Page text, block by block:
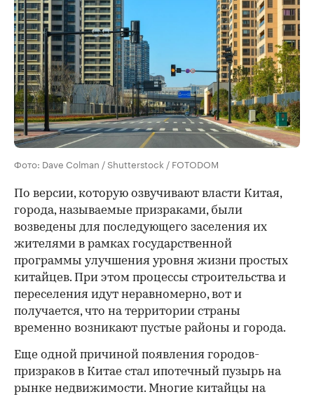
Фото: Dave Colman / Shutterstock / FOTODOM
По версии, которую озвучивают власти Китая,
города, называемые призраками, были
возведены для последующего заселения их
жителями в рамках государственной
программы улучшения уровня жизни простых
китайцев. При этом процессы строительства и
переселения идут неравномерно, вот и
получается, что на территории страны
временно возникают пустые районы и города.
Еще одной причиной появления городов-
призраков в Китае стал ипотечный пузырь на
рынке недвижимости. Многие китайцы на